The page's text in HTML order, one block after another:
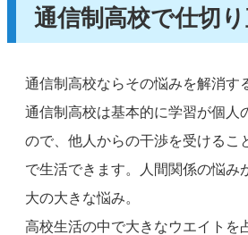
通信制高校で仕切
通信制高校ならその悩みを解消す
通信制高校は基本的に学習が個人
ので、他人からの干渉を受けるこ
で生活できます。人間関係の悩み
大の大きな悩み。
高校生活の中で大きなウエイトを